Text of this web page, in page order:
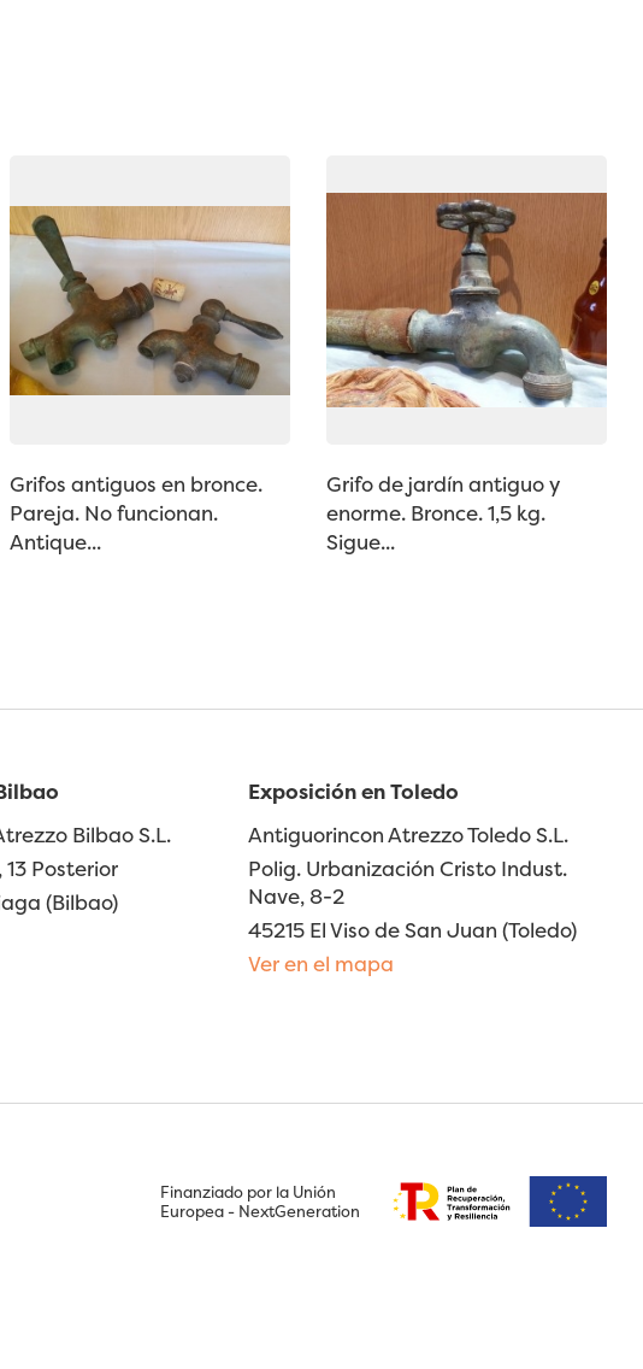
Grifos antiguos en bronce.
Pareja. No funcionan.
Antique...
Grifo de jardín antiguo y
enorme. Bronce. 1,5 kg.
Sigue...
Bilbao S.L.
Posterior
(Bilbao)
Exposición en Toledo
Antiguorincon Atrezzo Toledo S.L.
Polig. Urbanización Cristo Indust.
Nave, 8-2
45215 El Viso de San Juan (Toledo)
Ver en el mapa
Finanziado por la Unión
Europea - NextGeneration